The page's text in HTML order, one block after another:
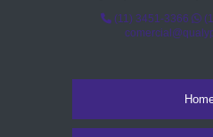
(11) 3451-3366